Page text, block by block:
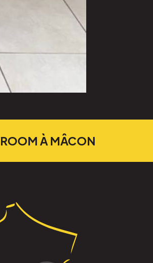
À MÂCON